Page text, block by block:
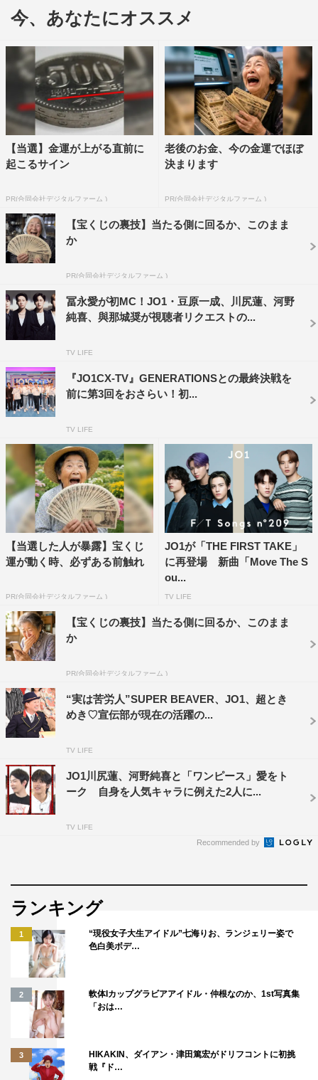
的場浩司
そして、終盤は「東大ナゾトレ」で勝負。ひらめき力が試
される問題では、宇治原が序盤の凡ミスを取り返すほか、
川尻が躍動。逆に児嶋は癖のある問題に大苦戦するなど、
波乱の展開が繰り広げられていく。
収録を終え、川尻は「久しぶりに頭を使う番組に呼んでい
ただいて、元々見ていた番組でもあるので緊張してしまっ
て…。でも、キャプテンの柴田さんが楽しもうと声を掛け
てくれたので、そのおかげでリラックスして楽しめまし
た。柴田さんに一生付いていこうと思いました（笑）」と
柴田とのコンビプレーを振り返る。
JO1の中なら誰とペアを組みたいかという質問には「正直
誰も頼れない…」と悩みつつ、「強いて言えば最年長でリ
『ナゾトレ』のような番組によく一緒に出ていたので、コ
ンビネーションはいいんじゃないかと思います！」と回答
を。
最後は「ちょうど収録日が誕生日ということで、またひと
皮むけた僕が見られると思うので、ぜひチェックしていた
だければと思います」とファンへのメッセージを寄せてい
る。川尻のコメント全文は、下記に掲載。
川尻蓮 コメント
◆番組初参戦の感想をお聞かせください。
久しぶりに頭を使う番組に呼んでいただいて、元々見てい
た番組でもあるので緊張してしまって…。でもキャプテン
の柴田さんが楽しもうと声を掛けてくれたので、そのおか
げでリラックスして楽しめました。柴田さんに一生付いて
いこうと思いました（笑）。
◆問題は難しかったですか？
花は好きなのですが、花に関する知識には自信がなかった
んです。でも、今日（収録日）が誕生日で誕生花を知って
いたら役に立つのかなって収録前にマネージャーさんと話
していて。本当に役に立ったので、いい誕生日になりまし
たね。
◆もしまた出演することになったら、JO1メンバーでペア
正直、誰も頼れないので…。やっぱり柴田さんとペアで出
たいです（笑）。でも強いて言えば最年長でリーダーの與
那城奨か、河野純喜と出たいです。純喜とは、『ナゾト
レ』のような番組によく一緒に出ていたので、コンビネー
ションはいいんじゃないかと思います！
◆番組を楽しみにしているファンの方へメッセージをお願
いします。
ちょうど収録日が誕生日ということで、またひと皮むけた
今、あなたにオススメ
【当選】金運が上がる直前に
起こるサイン
PR(合同会社デジタルファーム )
老後のお金、今の金運でほぼ
決まります
PR(合同会社デジタルファーム )
【宝くじの裏技】当たる側に回るか、このまま
か
PR(合同会社デジタルファーム )
冨永愛が初MC！JO1・豆原一成、川尻蓮、河野
純喜、與那城奨が視聴者リクエストの...
TV LIFE
『JO1CX-TV』GENERATIONSとの最終決戦を
前に第3回をおさらい！初...
TV LIFE
【当選した人が暴露】宝くじ
運が動く時、必ずある前触れ
PR(合同会社デジタルファーム )
JO1が「THE FIRST TAKE」
に再登場 新曲「Move The S
ou...
TV LIFE
【宝くじの裏技】当たる側に回るか、このまま
か
PR(合同会社デジタルファーム )
“実は苦労人”SUPER BEAVER、JO1、超とき
めき♡宣伝部が現在の活躍の...
TV LIFE
JO1川尻蓮、河野純喜と「ワンピース」愛をト
ーク 自身を人気キャラに例えた2人に...
TV LIFE
Recommended by
ランキング
1
“現役女子大生アイドル”七海りお、ランジェリー姿で
色白美ボデ…
2
軟体Iカップグラビアアイドル・仲根なのか、1st写真集
「おは…
3
HIKAKIN、ダイアン・津田篤宏がドリフコントに初挑
戦『ド…